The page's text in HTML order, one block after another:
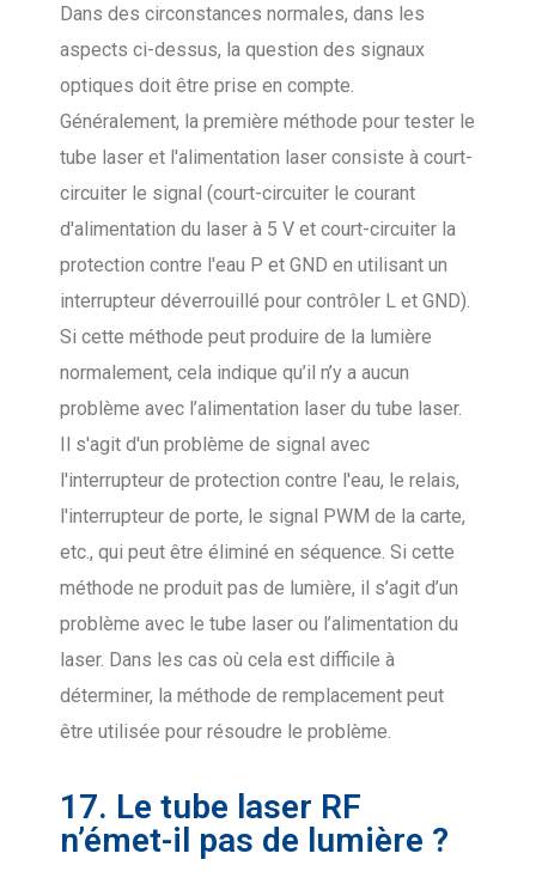
Dans des circonstances normales, dans les
aspects ci-dessus, la question des signaux
optiques doit être prise en compte.
Généralement, la première méthode pour tester le
tube laser et l'alimentation laser consiste à court-
circuiter le signal (court-circuiter le courant
d'alimentation du laser à 5 V et court-circuiter la
protection contre l'eau P et GND en utilisant un
interrupteur déverrouillé pour contrôler L et GND).
Si cette méthode peut produire de la lumière
normalement, cela indique qu’il n’y a aucun
problème avec l’alimentation laser du tube laser.
Il s'agit d'un problème de signal avec
l'interrupteur de protection contre l'eau, le relais,
l'interrupteur de porte, le signal PWM de la carte,
etc., qui peut être éliminé en séquence. Si cette
méthode ne produit pas de lumière, il s’agit d’un
problème avec le tube laser ou l’alimentation du
laser. Dans les cas où cela est difficile à
déterminer, la méthode de remplacement peut
être utilisée pour résoudre le problème.
17. Le tube laser RF
n’émet-il pas de lumière ?